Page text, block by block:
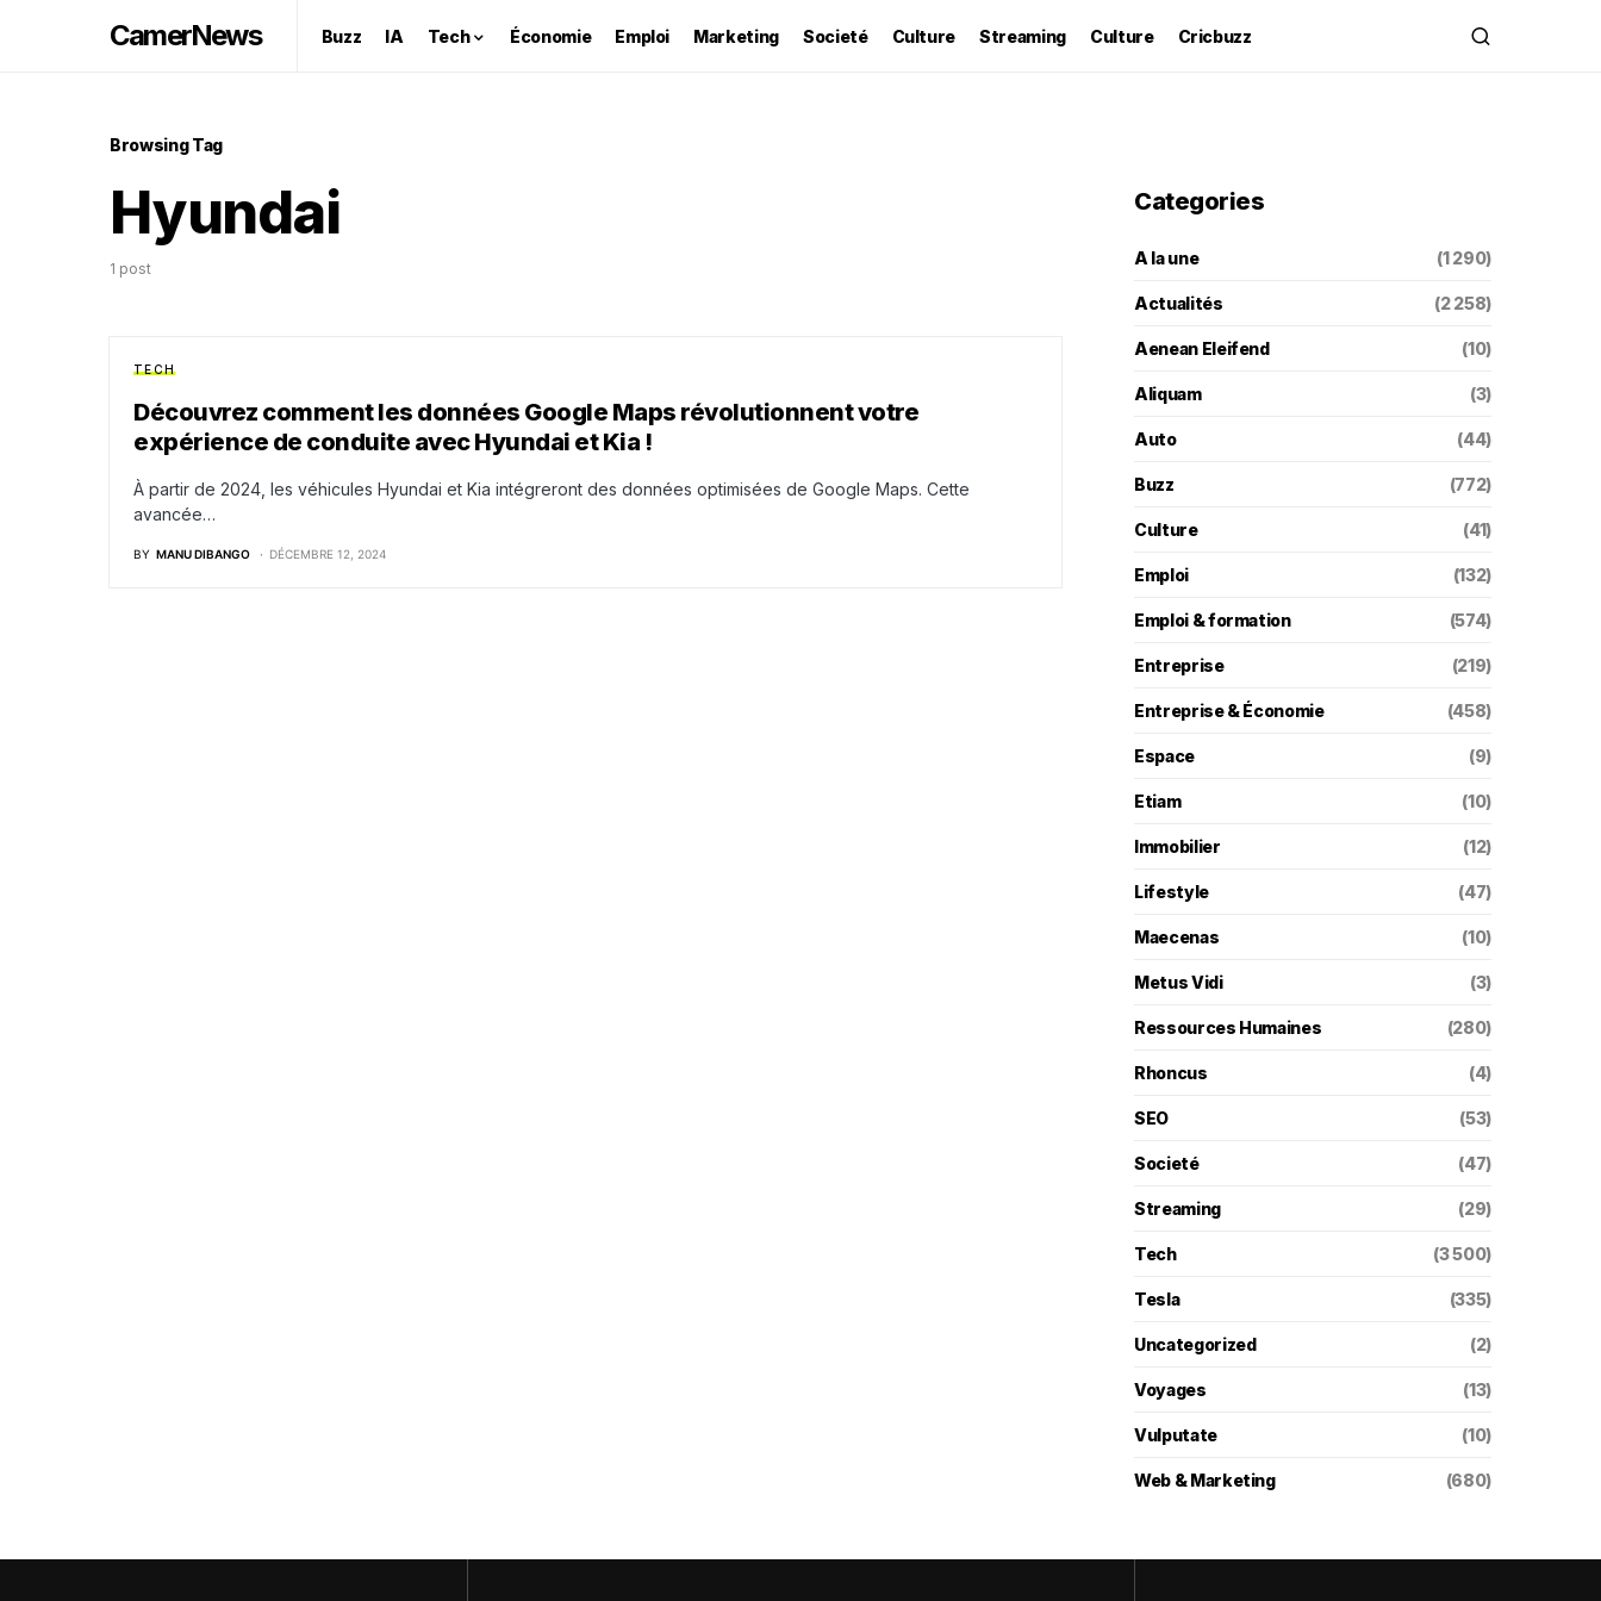
CamerNews Buzz IA Tech Économie Emploi Marketing Societé Culture Streaming Culture Cricbuzz
Browsing Tag
Hyundai
1 post
TECH
Découvrez comment les données Google Maps révolutionnent votre
expérience de conduite avec Hyundai et Kia !
À partir de 2024, les véhicules Hyundai et Kia intégreront des données optimisées de Google Maps. Cette
avancée…
BY MANU DIBANGO DÉCEMBRE 12, 2024
Categories
A la une (1 290)
Actualités (2 258)
Aenean Eleifend (10)
Aliquam (3)
Auto (44)
Buzz (772)
Culture (41)
Emploi (132)
Emploi & formation (574)
Entreprise (219)
Entreprise & Économie (458)
Espace (9)
Etiam (10)
Immobilier (12)
Lifestyle (47)
Maecenas (10)
Metus Vidi (3)
Ressources Humaines (280)
Rhoncus (4)
SEO (53)
Societé (47)
Streaming (29)
Tech (3 500)
Tesla (335)
Uncategorized (2)
Voyages (13)
Vulputate (10)
Web & Marketing (680)